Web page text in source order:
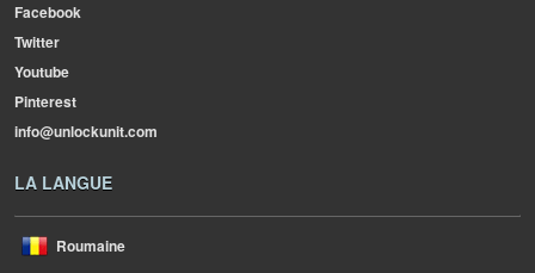
Facebook
Twitter
Youtube
Pinterest
info@unlockunit.com
LA LANGUE
Roumaine